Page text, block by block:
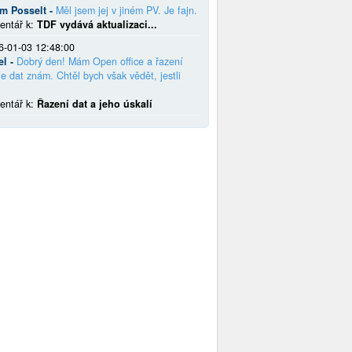
Posselt - Měl jsem jej v jiném PV. Je fajn.
k: TDF vydává aktualizaci...
01-03 12:48:00
- Dobrý den! Mám Open office a řazení
dat znám. Chtěl bych však vědět, jestli
k: Řazení dat a jeho úskalí